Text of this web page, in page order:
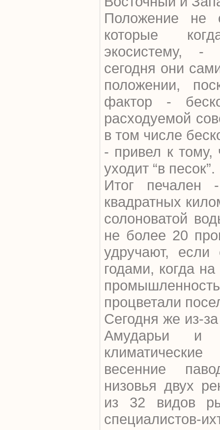
Положение не
которые
экосистему,
сегодня они
положении,
фактор -
расходуемой
в том числе
- привел к тому,
уходит “в песок”.
Итог
квадратных
солоноватой
не более 20
удручают,
годами, когда
процветали
Сегодня же из-
Амударьи и
весенние
низовья двух
из 32 видов
специалистов-